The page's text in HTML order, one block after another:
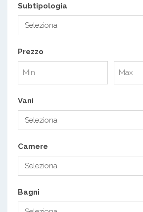
Subtipologia
Prezzo
Vani
Camere
Bagni